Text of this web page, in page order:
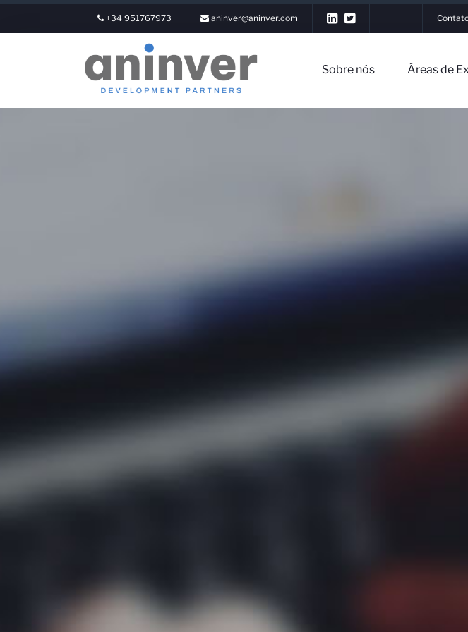
+34 951767973 aninver@aninver.com
Sobre nós Áreas de
Sobre
Áreas